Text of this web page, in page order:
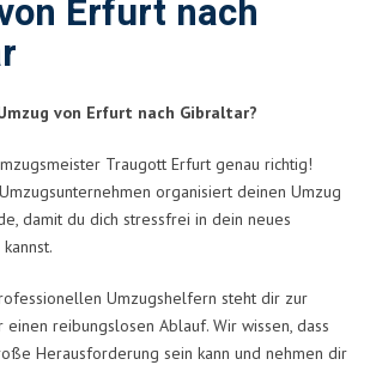
Erfurt nach
von Erfurt nach Gibraltar?
Traugott Erfurt genau richtig!
organisiert deinen Umzug
damit du dich stressfrei in dein neues
Umzugshelfern steht dir zur
reibungslosen Ablauf. Wir wissen, dass
Herausforderung sein kann und nehmen dir